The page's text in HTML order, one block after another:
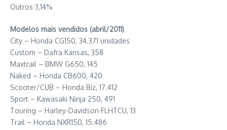
Outros 3,14%
Modelos mais vendidos (abril/2011)
City – Honda CG150, 34.371 unidades
Custom – Dafra Kansas, 358
Maxtrail – BMW G650, 145
Naked – Honda CB600, 420
Scooter/CUB – Honda Biz, 17.412
Sport – Kawasaki Ninja 250, 491
Touring – Harley-Davidson FLHTCU, 13
Trail – Honda NXR150, 15.486